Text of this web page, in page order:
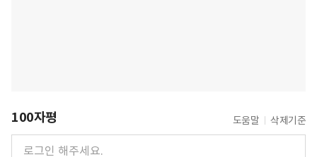
100자평 도움말 삭제기준